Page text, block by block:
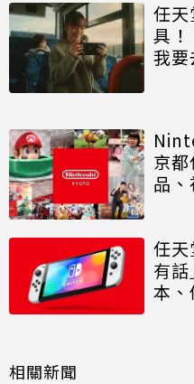
任
具！
我要
京
品
任
有
本、
相關新聞